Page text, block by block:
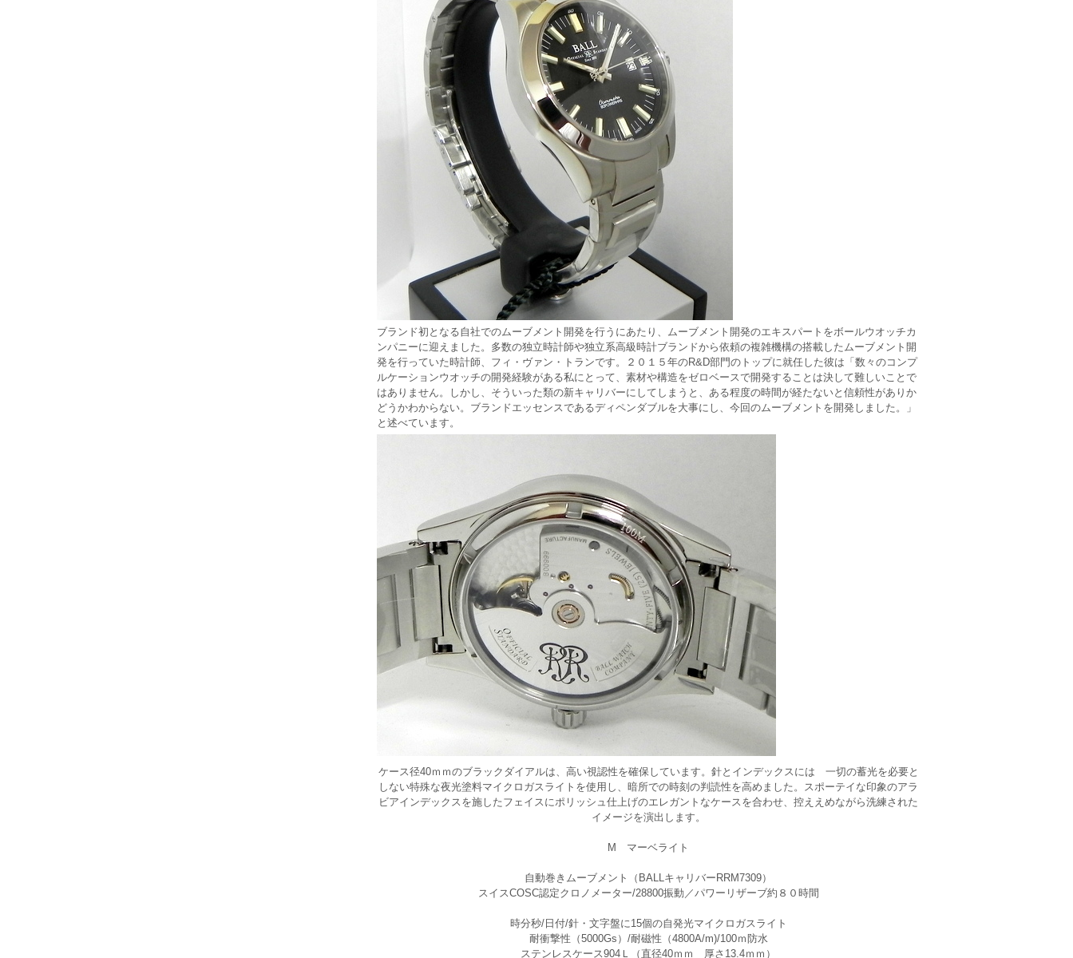
ブランド初となる自社でのムーブメント開発を行うにあたり、ムーブメント開発のエキスパートをボールウオッチカ
ンパニーに迎えました。多数の独立時計師や独立系高級時計ブランドから依頼の複雑機構の搭載したムーブメント開
発を行っていた時計師、フィ・ヴァン・トランです。２０１５年のR&D部門のトップに就任した彼は「数々のコンプ
ルケーションウオッチの開発経験がある私にとって、素材や構造をゼロベースで開発することは決して難しいことで
はありません。しかし、そういった類の新キャリバーにしてしまうと、ある程度の時間が経たないと信頼性がありか
どうかわからない。ブランドエッセンスであるディペンダブルを大事にし、今回のムーブメントを開発しました。」
と述べています。
ケース径40ｍｍのブラックダイアルは、高い視認性を確保しています。針とインデックスには 一切の蓄光を必要と
しない特殊な夜光塗料マイクロガスライトを使用し、暗所での時刻の判読性を高めました。スポーテイな印象のアラ
ビアインデックスを施したフェイスにポリッシュ仕上げのエレガントなケースを合わせ、控ええめながら洗練された
イメージを演出します。
M マーベライト
自動巻きムーブメント（BALLキャリバーRRM7309）
スイスCOSC認定クロノメーター/28800振動／パワーリザーブ約８０時間
時分秒/日付/針・文字盤に15個の自発光マイクロガスライト
耐衝撃性（5000Gs）/耐磁性（4800A/m)/100ｍ防水
ステンレスケース904Ｌ（直径40ｍｍ 厚さ13.4ｍｍ）